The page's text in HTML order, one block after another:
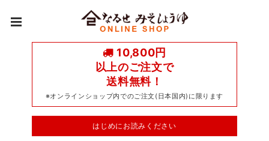
10,800円
以上のご注文で
送料無料！
※オンラインショップ内でのご注文(日本国内)に限ります
はじめにお読みください